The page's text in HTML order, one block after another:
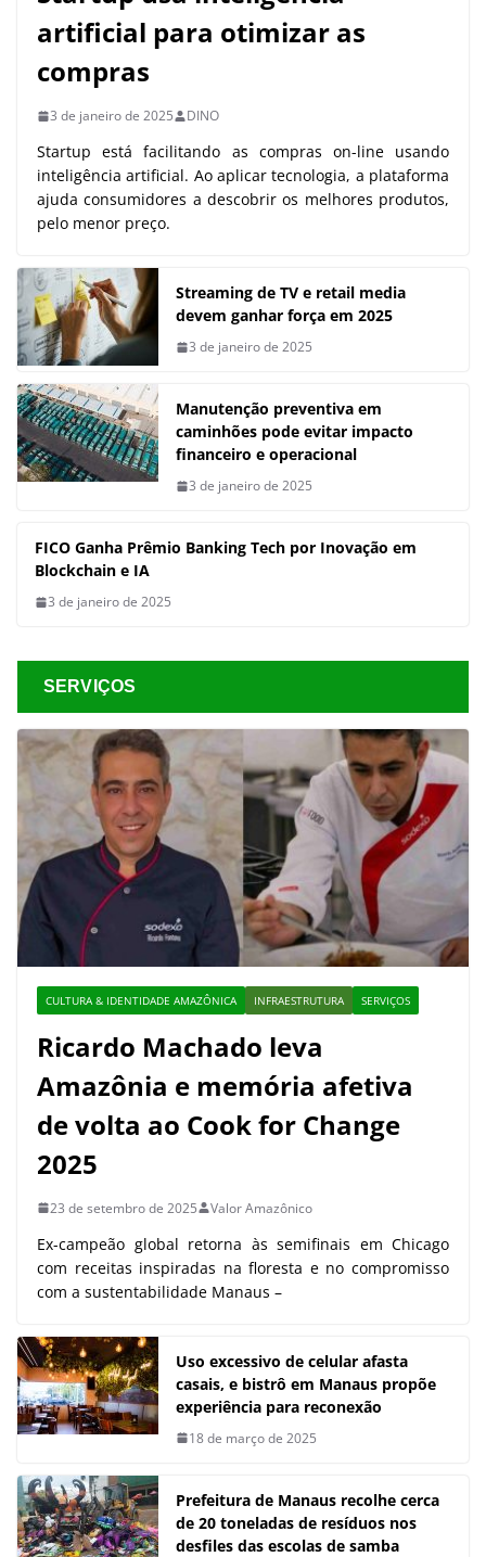
artificial para otimizar as
compras
3 de janeiro de 2025 DINO
Startup está facilitando as compras on-line usando
inteligência artificial. Ao aplicar tecnologia, a plataforma
ajuda consumidores a descobrir os melhores produtos,
pelo menor preço.
Streaming de TV e retail media
devem ganhar força em 2025
3 de janeiro de 2025
Manutenção preventiva em
caminhões pode evitar impacto
financeiro e operacional
3 de janeiro de 2025
FICO Ganha Prêmio Banking Tech por Inovação em
Blockchain e IA
3 de janeiro de 2025
SERVIÇOS
CULTURA & IDENTIDADE AMAZÔNICA INFRAESTRUTURA SERVIÇOS
Ricardo Machado leva
Amazônia e memória afetiva
de volta ao Cook for Change
2025
23 de setembro de 2025 Valor Amazônico
Ex-campeão global retorna às semifinais em Chicago
com receitas inspiradas na floresta e no compromisso
com a sustentabilidade Manaus –
Uso excessivo de celular afasta
casais, e bistrô em Manaus propõe
experiência para reconexão
18 de março de 2025
Prefeitura de Manaus recolhe cerca
de 20 toneladas de resíduos nos
desfiles das escolas de samba